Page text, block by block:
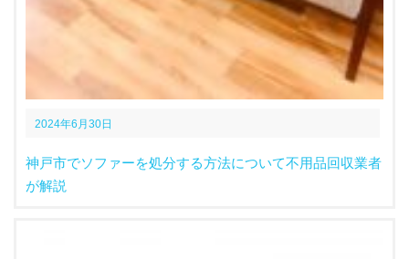
2024年6月30日
神戸市でソファーを処分する方法について不用品回収業者
が解説